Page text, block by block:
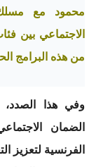
محمود مع مسلك
الاجتماعي بين
من هذه البرامج
وفي هذا الصدد،
الضمان
الفرنسية لتعزيز